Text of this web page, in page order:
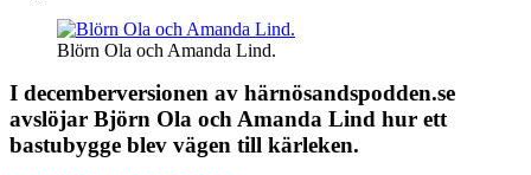
Blörn Ola och Amanda Lind.
I decemberversionen av härnösandspodden.se
avslöjar Björn Ola och Amanda Lind hur ett
bastubygge blev vägen till kärleken.